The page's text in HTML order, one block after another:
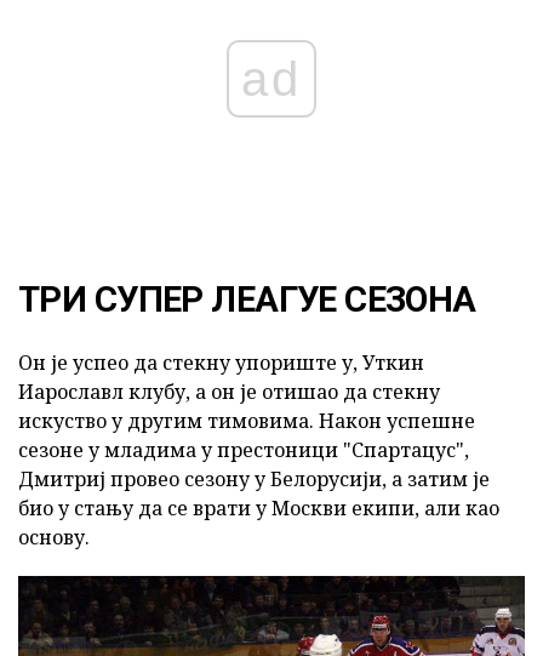
ad
ТРИ СУПЕР ЛЕАГУЕ СЕЗОНА
Он је успео да стекну упориште у, Уткин
Иарославл клубу, а он је отишао да стекну
искуство у другим тимовима. Након успешне
сезоне у младима у престоници "Спартацус",
Дмитриј провео сезону у Белорусији, а затим је
био у стању да се врати у Москви екипи, али као
основу.